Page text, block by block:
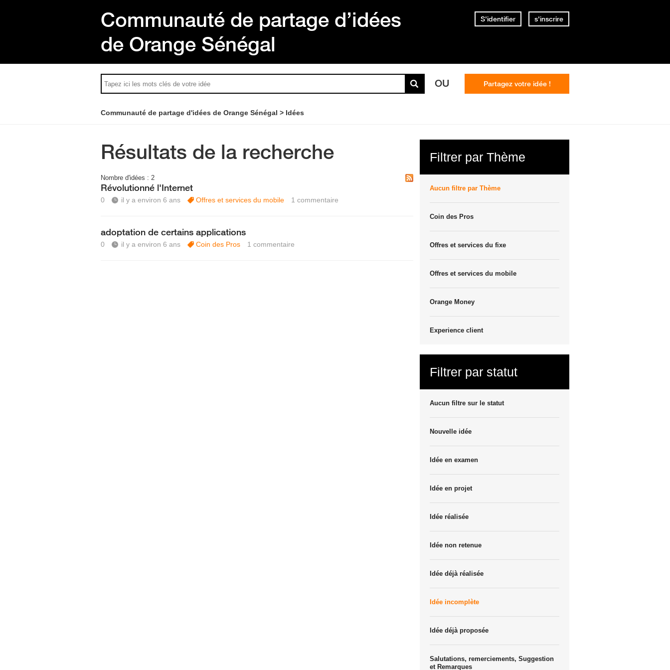
Communauté de partage d’idées
de Orange Sénégal
S'identifier s'inscrire
OU Partagez votre idée !
Communauté de partage d'idées de Orange Sénégal Idées
Résultats de la recherche
Nombre d'idées : 2
Révolutionné l'Internet
0 il y a environ 6 ans Offres et services du mobile 1 commentaire
adoptation de certains applications
0 il y a environ 6 ans Coin des Pros 1 commentaire
Filtrer par Thème
Aucun filtre par Thème
Coin des Pros
Offres et services du fixe
Offres et services du mobile
Orange Money
Experience client
Filtrer par statut
Aucun filtre sur le statut
Nouvelle idée
Idée en examen
Idée en projet
Idée réalisée
Idée non retenue
Idée déjà réalisée
Idée incomplète
Idée déjà proposée
Salutations, remerciements, Suggestion
et Remarques